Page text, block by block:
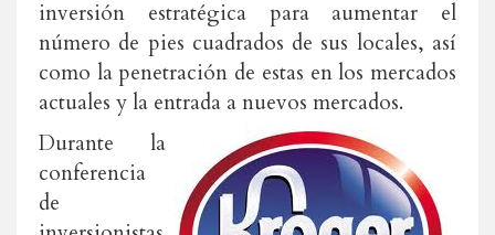
inversión estratégica para aumentar el
número de pies cuadrados de sus locales, así
como la penetración de estas en los mercados
actuales y la entrada a nuevos mercados.
Durante la
conferencia
de